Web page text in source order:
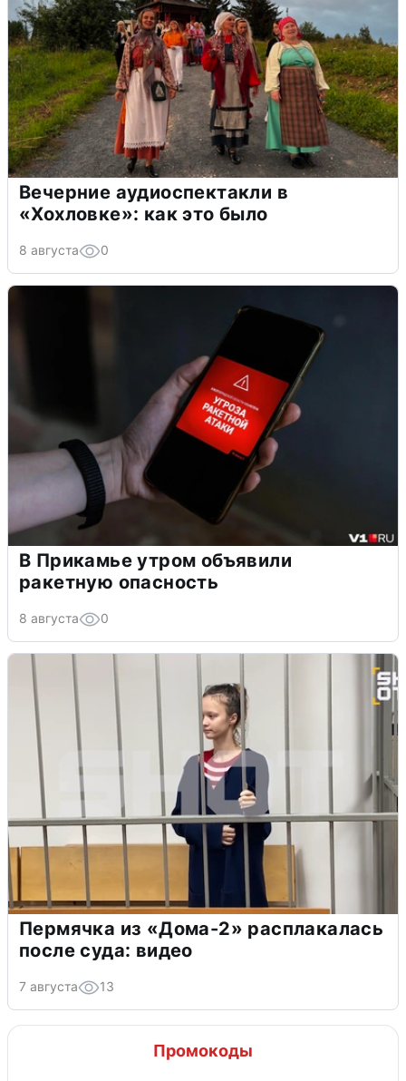
Вечерние аудиоспектакли в
«Хохловке»: как это было
8 августа 0
В Прикамье утром объявили
ракетную опасность
8 августа 0
Пермячка из «Дома-2» расплакалась
после суда: видео
7 августа 13
Промокоды